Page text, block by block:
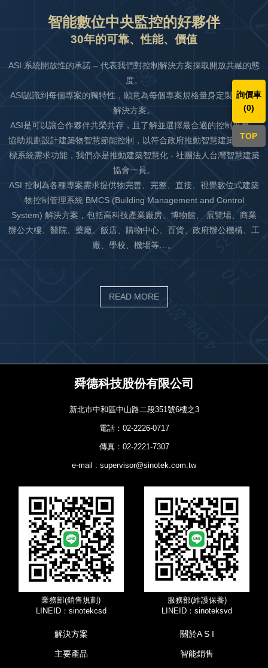
詢價車
(0)
TOP
智能數位中央監控的好夥伴
30年的可靠、性能、價值
ASI 系統開放性的承諾 – 代表我們對控制解決方案採取開放共融的態
度。
ASI認識到每個專案的獨特性，願意為每個專案規格量身定製專屬的
解決方案。
ASI是可以讓合作夥伴共榮共存，且了解並選擇最合適的控制平臺。
協助規劃設計建築物智慧節能控制，以符合政府推動智慧建築評估指
標系統需求功能，我們亦是推動建築智慧化 - 社團法人台灣智慧建築
協會一員。
ASI 控制為各種專案需求提供物完善、完整、直接、視覺數位式建築
物控制管理系統 BMCS (Building Management and Control
System) 解決方案，包括高科技產業廠房、博物館、 展覽場、商業
辦公大樓、醫院、藥廠、飯店、購物中心、百貨、政府辦公機構、工
廠、學校、機場等…。
READ MORE
舜德科技股份有限公司
新北市中和區中山路二段351號6樓之3
電話：02-2226-0717
傳真：02-2221-7307
e-mail : supervisor@sinotek.com.tw
業務部(銷售規劃)
LINEID：sinotekcsd
服務部(維護保養)
LINEID：sinoteksvd
解決方案 關於A S I
主要產品 智能銷售